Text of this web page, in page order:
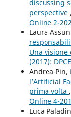
discussing
perspective ,
Online 2-
Laura
Una visione
(2017):
Andrea Pin,
l’Artificial
prima volta ,
Online 4-
Luca